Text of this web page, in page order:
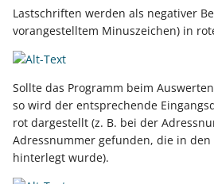
Lastschriften werden als negativer
vorangestelltem Minuszeichen) in
Sollte das Programm beim
so wird der entsprechende
rot dargestellt (z. B. bei der
Adressnummer gefunden, die in
hinterlegt wurde).